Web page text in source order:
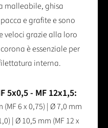
malleabile, ghisa
e grafite e sono
veloci grazie alla loro
è essenziale per
interna.
5x0,5 - MF 12x1,5:
(MF 6 x 0,75) | Ø 7,0 mm
| Ø 10,5 mm (MF 12 x